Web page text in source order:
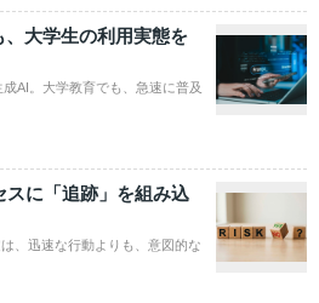
大学生の利用実態を
AI。大学教育でも、急速に普及
に「追跡」を組み込
、迅速な行動よりも、意図的な